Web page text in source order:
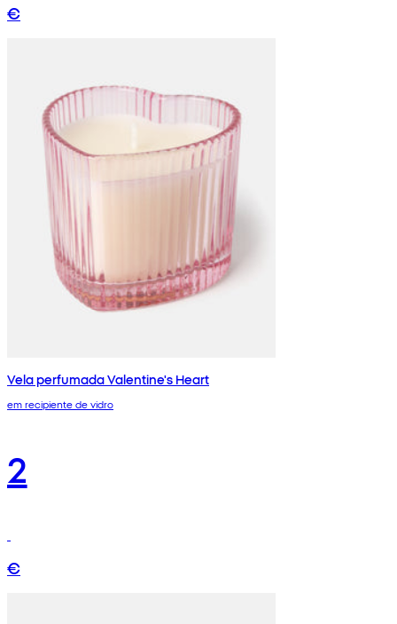
€
Vela perfumada Valentine's Heart
em recipiente de vidro
2
€